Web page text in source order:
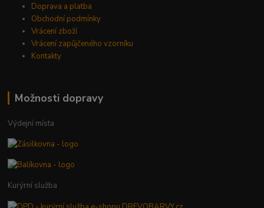
Doprava a platba
Obchodní podmínky
Vrácení zboží
Vrácení zapůjčeného vzorníku
Kontakty
Možnosti dopravy
Výdejní místa
Kurýrní služba